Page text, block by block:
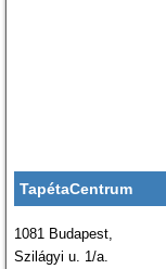
TapétaCentrum
1081 Budapest,
Szilágyi u. 1/a.